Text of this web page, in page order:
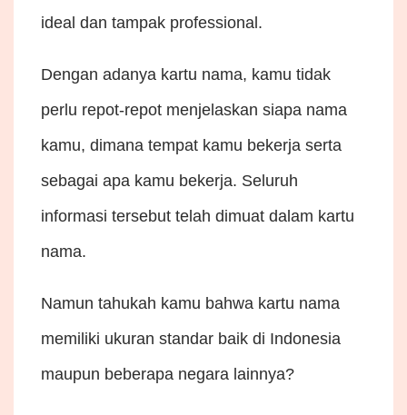
ideal dan tampak professional.
Dengan adanya kartu nama, kamu tidak
perlu repot-repot menjelaskan siapa nama
kamu, dimana tempat kamu bekerja serta
sebagai apa kamu bekerja. Seluruh
informasi tersebut telah dimuat dalam kartu
nama.
Namun tahukah kamu bahwa kartu nama
memiliki ukuran standar baik di Indonesia
maupun beberapa negara lainnya?